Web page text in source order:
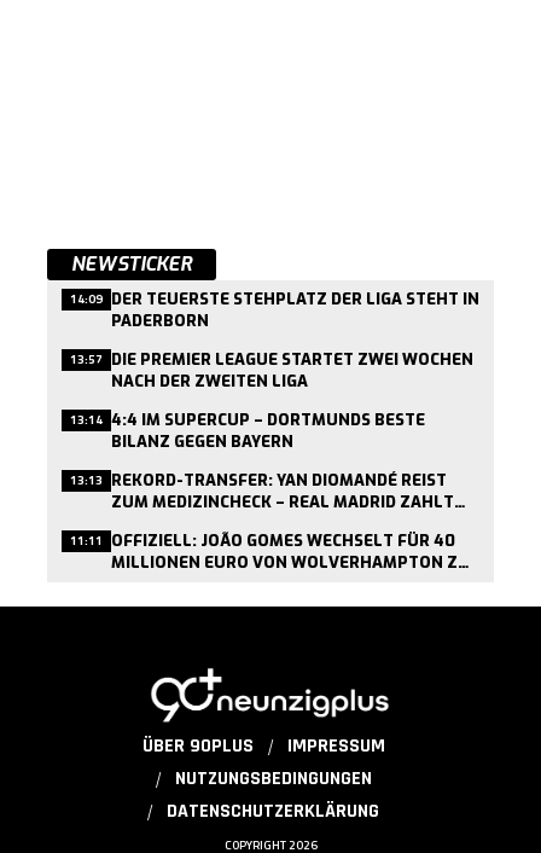
NEWSTICKER
14:09 DER TEUERSTE STEHPLATZ DER LIGA STEHT IN
PADERBORN
13:57 DIE PREMIER LEAGUE STARTET ZWEI WOCHEN
NACH DER ZWEITEN LIGA
13:14 4:4 IM SUPERCUP – DORTMUNDS BESTE
BILANZ GEGEN BAYERN
13:13 REKORD-TRANSFER: YAN DIOMANDÉ REIST
ZUM MEDIZINCHECK – REAL MADRID ZAHLT
11:11 OFFIZIELL: JOÃO GOMES WECHSELT FÜR 40
MILLIONEN EURO VON WOLVERHAMPTON ZU
ÜBER 90PLUS
IMPRESSUM
NUTZUNGSBEDINGUNGEN
DATENSCHUTZERKLÄRUNG
COPYRIGHT 2026